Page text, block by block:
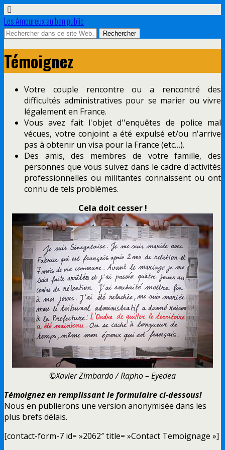
Les Amoureux au ban public
Témoignez
Votre couple rencontre ou a rencontré des
difficultés administratives pour se marier ou vivre
légalement en France.
Vous avez fait l'objet d''enquêtes de police mal
vécues, votre conjoint a été expulsé et/ou n'arrive
pas à obtenir un visa pour la France (etc…).
Des amis, des membres de votre famille, des
personnes que vous suivez dans le cadre d'activités
professionnelles ou militantes connaissent ou ont
connu de tels problèmes.
Cela doit cesser !
©Xavier Zimbardo / Rapho – Eyedea
Témoignez en remplissant le formulaire ci-dessous!
Nous en publierons une version anonymisée dans les
plus brefs délais.
[contact-form-7 id= »2062″ title= »Contact Temoignage »]